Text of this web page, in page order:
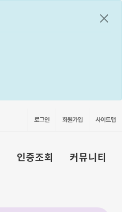
공지
로그인 회원가입 사이트맵
인증조회 커뮤니티